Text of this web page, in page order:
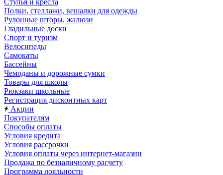
Стулья и кресла
Полки, стеллажи, вешалки для одежды
Рулонные шторы, жалюзи
Гладильные доски
Спорт и туризм
Велосипеды
Самокаты
Бассейны
Чемоданы и дорожные сумки
Товары для школы
Рюкзаки школьные
Регистрация дисконтных карт
Акции
Покупателям
Способы оплаты
Условия кредита
Условия рассрочки
Условия оплаты через интернет-магазин
Продажа по безналичному расчету
Программа лояльности